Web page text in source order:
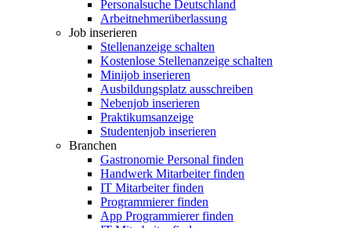
Personalsuche Deutschland
Arbeitnehmerüberlassung
Job inserieren
Stellenanzeige schalten
Kostenlose Stellenanzeige schalten
Minijob inserieren
Ausbildungsplatz ausschreiben
Nebenjob inserieren
Praktikumsanzeige
Studentenjob inserieren
Branchen
Gastronomie Personal finden
Handwerk Mitarbeiter finden
IT Mitarbeiter finden
Programmierer finden
App Programmierer finden